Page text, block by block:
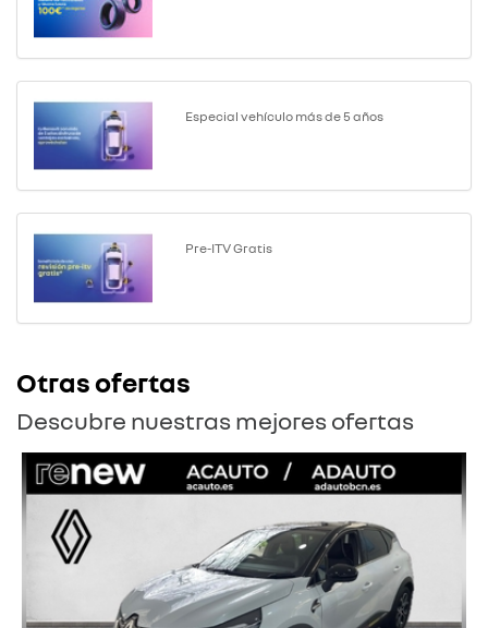
Especial vehículo más de 5 años
Pre-ITV Gratis
Otras ofertas
Descubre nuestras mejores ofertas